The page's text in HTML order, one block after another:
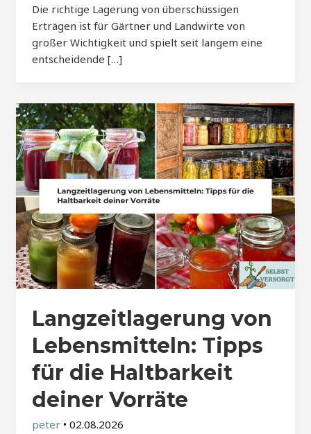
Die richtige Lagerung von überschüssigen
Erträgen ist für Gärtner und Landwirte von
großer Wichtigkeit und spielt seit langem eine
entscheidende […]
Langzeitlagerung von
Lebensmitteln: Tipps
für die Haltbarkeit
deiner Vorräte
peter • 02.08.2026